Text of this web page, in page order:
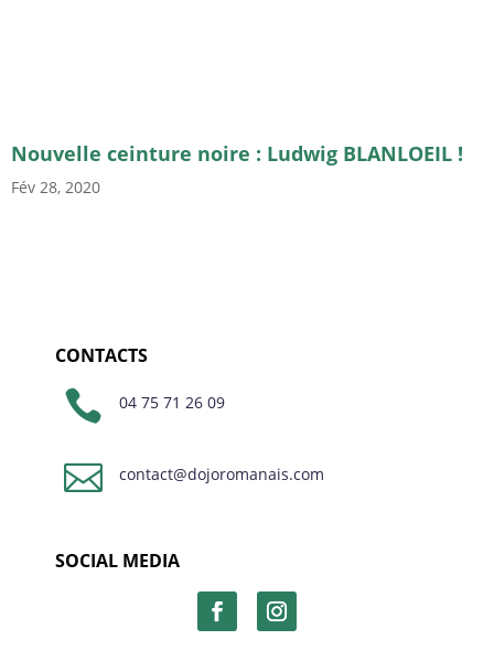
Nouvelle ceinture noire : Ludwig BLANLOEIL !
Fév 28, 2020
CONTACTS
 04 75 71 26 09
 contact@dojoromanais.com
SOCIAL MEDIA